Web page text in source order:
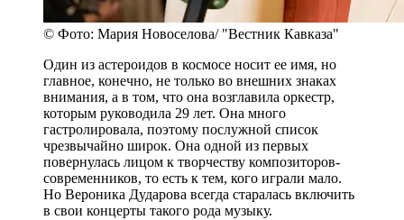
© Фото: Мария Новоселова/ "Вестник Кавказа"
Один из астероидов в космосе носит ее имя, но
главное, конечно, не только во внешних знаках
внимания, а в том, что она возглавила оркестр,
которым руководила 29 лет. Она много
гастролировала, поэтому послужной список
чрезвычайно широк. Она одной из первых
повернулась лицом к творчеству композиторов-
современников, то есть к тем, кого играли мало.
Но Вероника Дударова всегда старалась включить
в свои концерты такого рода музыку.